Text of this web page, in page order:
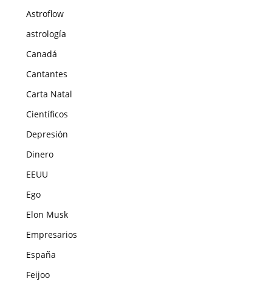
Astroflow
astrología
Canadá
Cantantes
Carta Natal
Científicos
Depresión
Dinero
EEUU
Ego
Elon Musk
Empresarios
España
Feijoo